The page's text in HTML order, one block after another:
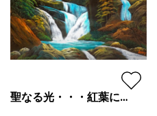
聖なる光・・・紅葉に注